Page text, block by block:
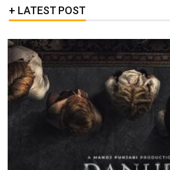
LATEST POST